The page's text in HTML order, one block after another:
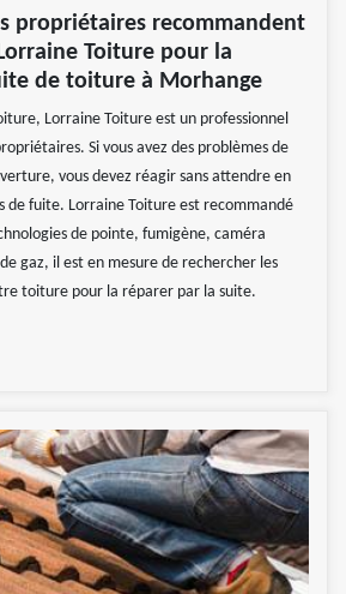
propriétaires recommandent
Toiture pour la
de toiture à Morhange
Lorraine Toiture est un professionnel
Si vous avez des problèmes de
vous devez réagir sans attendre en
de fuite. Lorraine Toiture est recommandé
de pointe, fumigène, caméra
gaz, il est en mesure de rechercher les
toiture pour la réparer par la suite.